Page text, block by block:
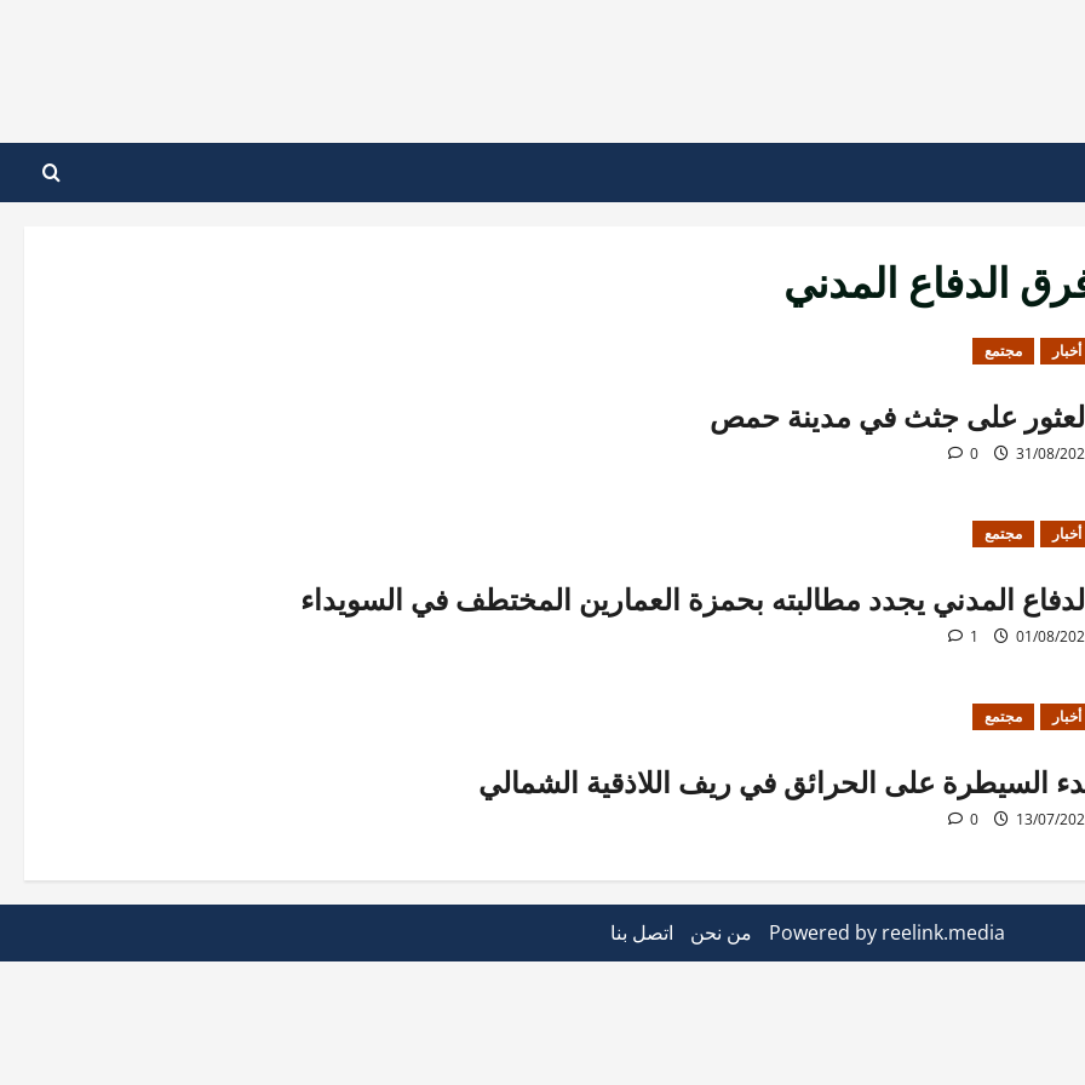
الدفاع المدني
أخبار مجتمع
على جثث في مدينة حمص
31/08/
0
أخبار مجتمع
المدني يجدد مطالبته بحمزة العمارين المختطف في السويداء
01/08/
1
أخبار مجتمع
السيطرة على الحرائق في ريف اللاذقية الشمالي
13/07/
0
Powered by reelink.media من نحن اتصل بنا